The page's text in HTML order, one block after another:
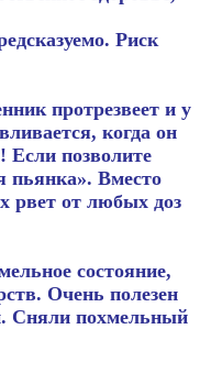
Риск
протрезвеет и у
когда он
Если позволите
пьянка». Вместо
рвет от любых доз
состояние,
Очень полезен
Сняли похмельный